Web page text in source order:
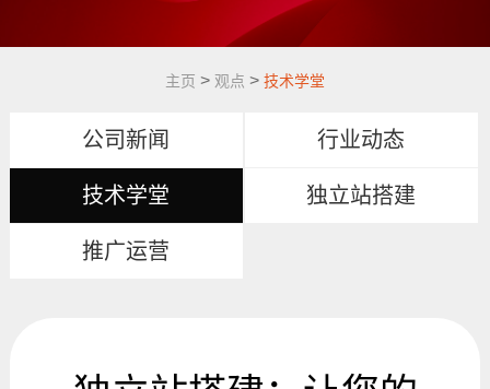
主页 > 观点 > 技术学堂
公司新闻 行业动态
技术学堂 独立站搭建
推广运营